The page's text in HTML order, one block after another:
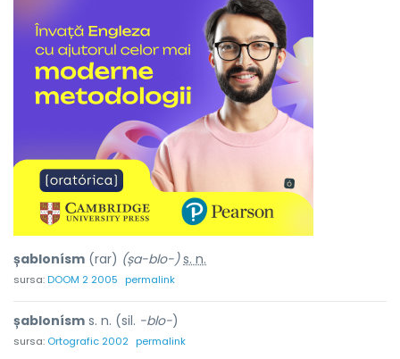
șablonísm (rar) (șa-blo-) s. n.
sursa:DOOM 2 2005 permalink
șablonísm s. n. (sil. -blo-)
sursa: Ortografic 2002 permalink